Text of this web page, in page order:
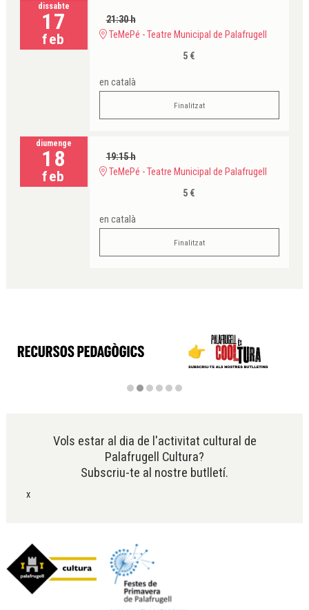
dissabte
17
feb
21:30 h
TeMePé - Teatre Municipal de Palafrugell
5 €
en català
Finalitzat
diumenge
18
feb
19:15 h
TeMePé - Teatre Municipal de Palafrugell
5 €
en català
Finalitzat
Vols estar al dia de l'activitat cultural de
Palafrugell Cultura?
Subscriu-te al nostre butlletí.
x